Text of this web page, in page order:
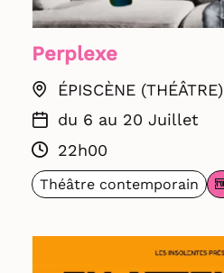
Perplexe
ÉPISCÈNE (THÉÂTRE)
du 6 au 20 Juillet
22h00
Théâtre contemporain